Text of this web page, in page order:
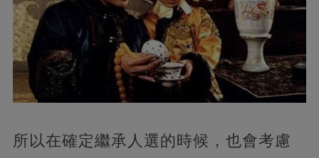
所以在確定繼承人選的時候，也會考慮